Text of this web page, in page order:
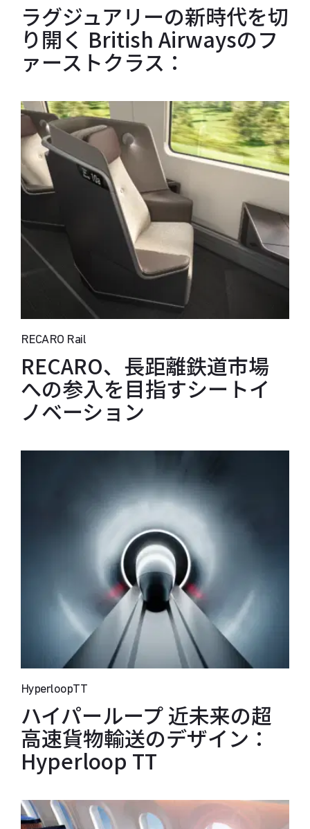
ラグジュアリーの新時代を切
り開く British Airwaysのフ
ァーストクラス：
RECARO Rail
RECARO、長距離鉄道市場
への参入を目指すシートイ
ノベーション
HyperloopTT
ハイパーループ 近未来の超
高速貨物輸送のデザイン：
Hyperloop TT